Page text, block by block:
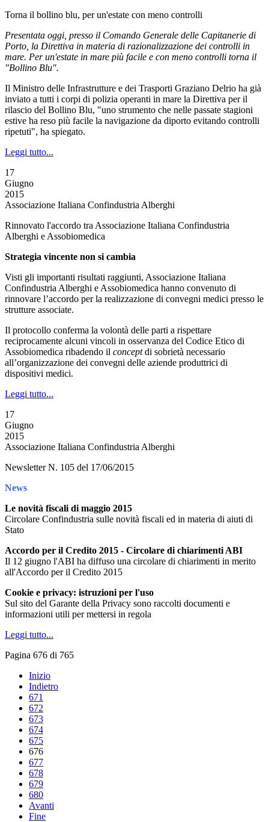
Torna il bollino blu, per un'estate con meno controlli
Presentata oggi, presso il Comando Generale delle Capitanerie di
Porto, la Direttiva in materia di razionalizzazione dei controlli in
mare. Per un'estate in mare più facile e con meno controlli torna il
"Bollino Blu".
Il Ministro delle Infrastrutture e dei Trasporti Graziano Delrio ha già
inviato a tutti i corpi di polizia operanti in mare la Direttiva per il
rilascio del Bollino Blu, "uno strumento che nelle passate stagioni
estive ha reso più facile la navigazione da diporto evitando controlli
ripetuti", ha spiegato.
Leggi tutto...
17
Giugno
2015
Associazione Italiana Confindustria Alberghi
Rinnovato l'accordo tra Associazione Italiana Confindustria
Alberghi e Assobiomedica
Strategia vincente non si cambia
Visti gli importanti risultati raggiunti, Associazione Italiana
Confindustria Alberghi e Assobiomedica hanno convenuto di
rinnovare l’accordo per la realizzazione di convegni medici presso le
strutture associate.
Il protocollo conferma la volontà delle parti a rispettare
reciprocamente alcuni vincoli in osservanza del Codice Etico di
Assobiomedica ribadendo il conceptdi sobrietà necessario
all’organizzazione dei convegni delle aziende produttrici di
dispositivi medici.
Leggi tutto...
17
Giugno
2015
Associazione Italiana Confindustria Alberghi
Newsletter N. 105 del 17/06/2015
News
Le novità fiscali di maggio 2015
Circolare Confindustria sulle novità fiscali ed in materia di aiuti di
Stato
Accordo per il Credito 2015 - Circolare di chiarimenti ABI
Il 12 giugno l'ABI ha diffuso una circolare di chiarimenti in merito
all'Accordo per il Credito 2015
Cookie e privacy: istruzioni per l'uso
Sul sito del Garante della Privacy sono raccolti documenti e
informazioni utili per mettersi in regola
Leggi tutto...
Pagina 676 di 765
Inizio
Indietro
671
672
673
674
675
676
677
678
679
680
Avanti
Fine